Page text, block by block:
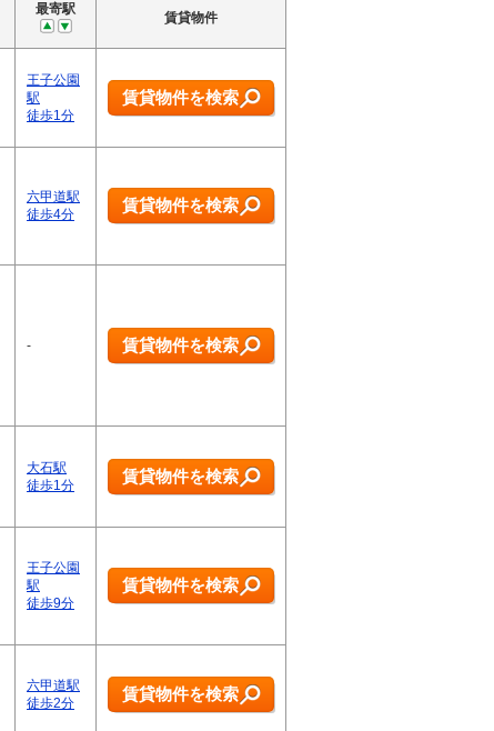
最寄駅
賃貸物件
王子公園
駅
徒歩1分
賃貸物件を検索
六甲道駅
徒歩4分
賃貸物件を検索
- 賃貸物件を検索
大石駅
徒歩1分
賃貸物件を検索
王子公園
駅
徒歩9分
賃貸物件を検索
六甲道駅
徒歩2分
賃貸物件を検索